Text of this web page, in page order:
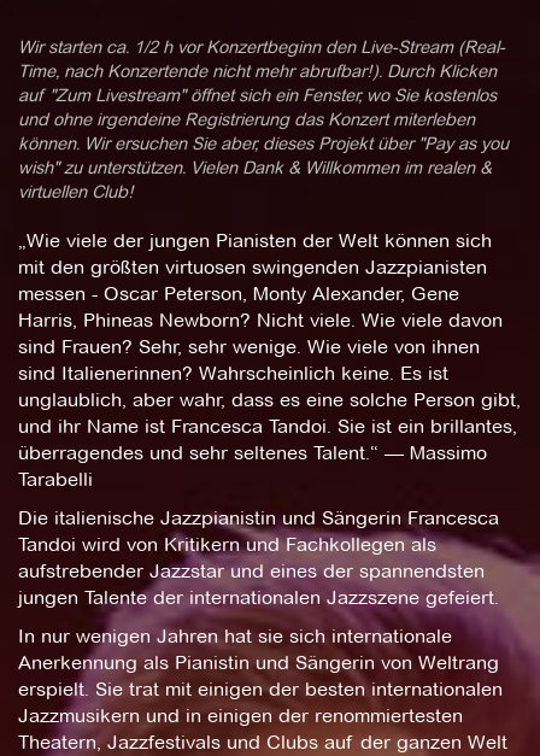
Wir starten ca. 1/2 h vor Konzertbeginn den Live-Stream (Real-
Time, nach Konzertende nicht mehr abrufbar!). Durch Klicken
auf "Zum Livestream" öffnet sich ein Fenster, wo Sie kostenlos
und ohne irgendeine Registrierung das Konzert miterleben
können. Wir ersuchen Sie aber, dieses Projekt über "Pay as you
wish" zu unterstützen. Vielen Dank & Willkommen im realen &
virtuellen Club!
„Wie viele der jungen Pianisten der Welt können sich
mit den größten virtuosen swingenden Jazzpianisten
messen - Oscar Peterson, Monty Alexander, Gene
Harris, Phineas Newborn? Nicht viele. Wie viele davon
sind Frauen? Sehr, sehr wenige. Wie viele von ihnen
sind Italienerinnen? Wahrscheinlich keine. Es ist
unglaublich, aber wahr, dass es eine solche Person gibt,
und ihr Name ist Francesca Tandoi. Sie ist ein brillantes,
überragendes und sehr seltenes Talent.“ — Massimo
Tarabelli
Die italienische Jazzpianistin und Sängerin Francesca
Tandoi wird von Kritikern und Fachkollegen als
aufstrebender Jazzstar und eines der spannendsten
jungen Talente der internationalen Jazzszene gefeiert.
In nur wenigen Jahren hat sie sich internationale
Anerkennung als Pianistin und Sängerin von Weltrang
erspielt. Sie trat mit einigen der besten internationalen
Jazzmusikern und in einigen der renommiertesten
Theatern, Jazzfestivals und Clubs auf der ganzen Welt